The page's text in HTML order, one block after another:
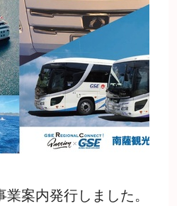
案内発行しました。